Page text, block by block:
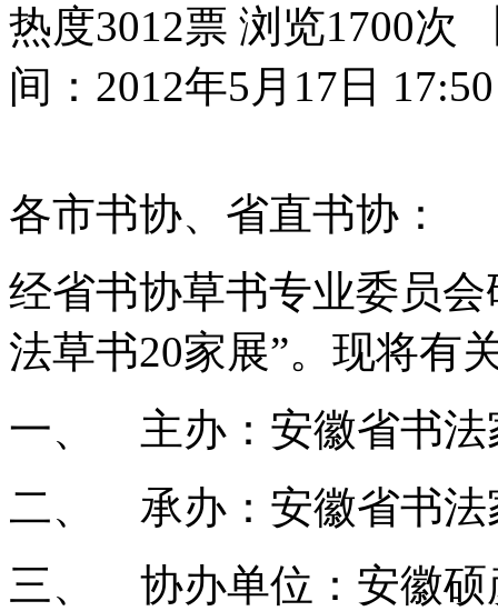
热度3012票 浏览1700次
间：2012年5月17日 17:50
各市书协、省直书协：
经省书协草书专业委员
法草书20家展”。现将有
一、 主办：安徽省书法
二、 承办：安徽省书法
三、 协办单位：安徽硕